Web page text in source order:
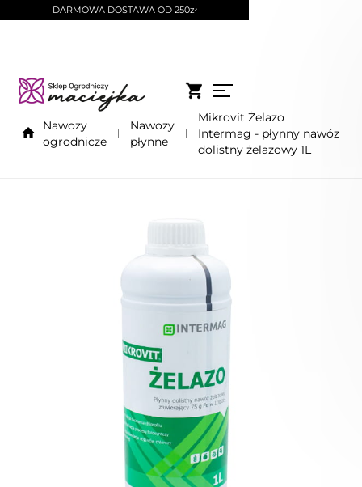
DARMOWA DOSTAWA OD 250zł
Nawozy
ogrodnicze
Nawozy
płynne
Mikrovit Żelazo
Intermag - płynny nawóz
dolistny żelazowy 1L